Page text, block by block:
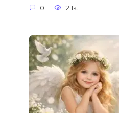
0 2.1к.